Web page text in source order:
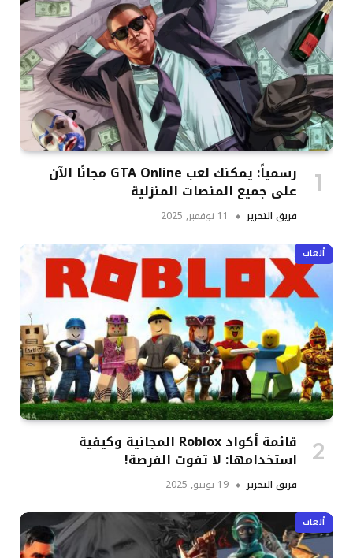
رسمياً: يمكنك لعب GTA Online مجانًا الآن
على جميع المنصات المنزلية
فريق التحرير 11 نوفمبر, 2025
ألعاب
قائمة أكواد Roblox المجانية وكيفية
استخدامها: لا تفوت الفرصة!
فريق التحرير 19 يونيو, 2025
ألعاب